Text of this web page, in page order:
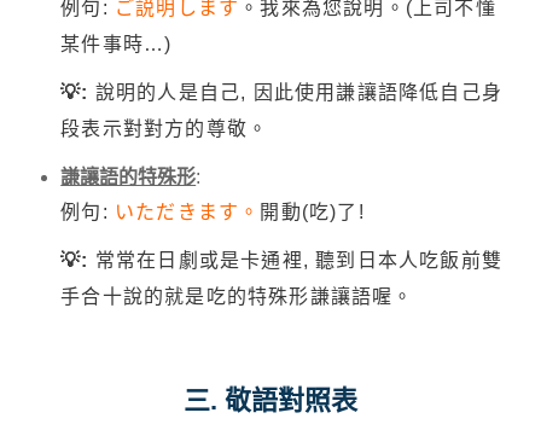
例句: ご説明します 。我來為您說明。(上司不懂
某件事時…)
💡: 說明的人是自己, 因此使用謙讓語降低自己身
段表示對對方的尊敬。
謙讓語的特殊形:
例句: いただきます。 開動(吃)了!
💡: 常常在日劇或是卡通裡, 聽到日本人吃飯前雙
手合十說的就是吃的特殊形謙讓語喔。
三. 敬語對照表